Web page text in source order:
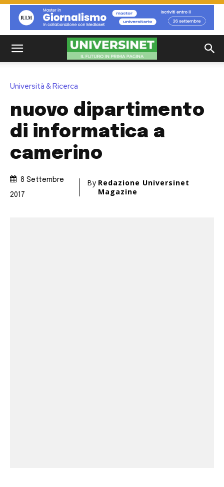
Università & Ricerca
nuovo dipartimento
di informatica a
camerino
8 Settembre
2017
By Redazione Universinet
Magazine